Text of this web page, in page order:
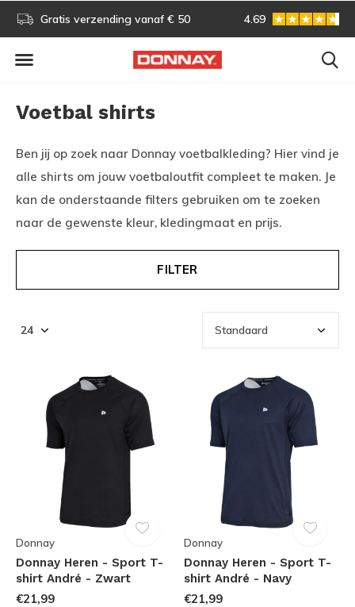
Gratis omruilen Vóór 13:00 uur besteld,
4.69
Voetbal shirts
Ben jij op zoek naar Donnay voetbalkleding? Hier vind je
alle shirts om jouw voetbaloutfit compleet te maken. Je
kan de onderstaande filters gebruiken om te zoeken
naar de gewenste kleur, kledingmaat en prijs.
FILTER
Donnay
Donnay Heren - Sport T-
shirt André - Zwart
€21,99
Donnay
Donnay Heren - Sport T-
shirt André - Navy
€21,99